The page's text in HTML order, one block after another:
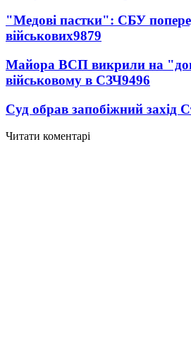
"Медові пастки": СБУ
військових9879
Майора ВСП викрили на
військовому в СЗЧ9496
Суд обрав запобіжний захід
Читати коментарі